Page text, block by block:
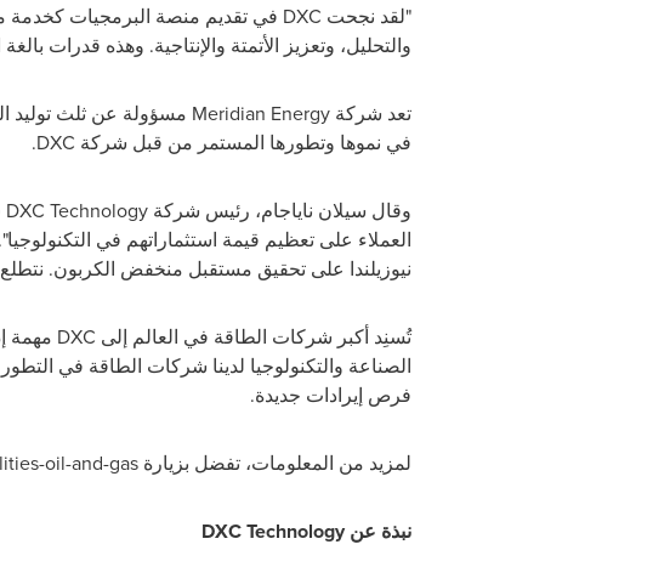
"لقد نجحت DXC في تقديم منصة البرمجيات كخدمة
والتحليل، وتعزيز الأتمتة والإنتاجية. وهذه قدرات
تعد شركةMeridian Energy
في نموها وتطورها المستمر من قبل شركة DXC
.
وقال سيلان ناياجام، رئيس شركةDXC Technology
العملاء على تعظيم قيمة استثماراتهم في
نيوزيلندا على تحقيق مستقبل منخفض الكربون.
تُسنِد أكبر شركات الطاقة في العالم إلى DXC مهمة
الصناعة والتكنولوجيا لدينا شركات الطاقة في
فرص إيرادات جديدة.
لمزيد من المعلومات، تفضل بزيارةoil-and-gas
نبذة عنDXC Technology